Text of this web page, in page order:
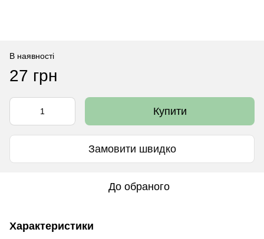
В наявності
27 грн
Купити
Замовити швидко
До обраного
Характеристики